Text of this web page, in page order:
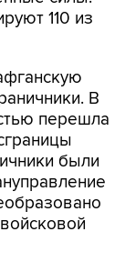
110 из
В
перешла
были